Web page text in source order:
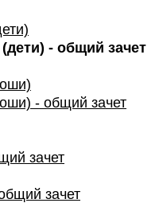
- общий зачет
- общий зачет
зачет
зачет